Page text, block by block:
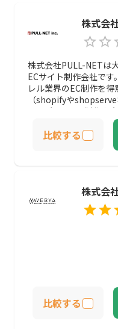
株式会
株式会社PULL-NETは
ECサイト制作会社で
レル業界のEC制作を
（shopifyや
CUBE）による制作や
独自ECサイトの制作
運用、SNS集客などを
ド営業を行うほどの集
ため、比較的安価で撮
での宣伝も行ってくれ
比較する
株式会
比較する